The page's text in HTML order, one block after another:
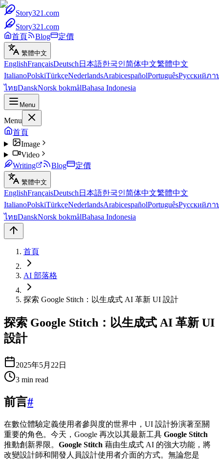
Story321.com
Story321.com
首頁
Blog 定價
繁體中文
EnglishFrançaisDeutsch 日本語한국인简体中文繁體中文
ItalianoPolskiTürkçeNederlandsArabicespañolPortuguêsРусскийภา
ไทยDanskNorsk bokmålBahasa Indonesia
Menu
Menu
首頁
Image
Video
Writing
Blog 定價
繁體中文
EnglishFrançaisDeutsch 日本語한국인简体中文繁體中文
ItalianoPolskiTürkçeNederlandsArabicespañolPortuguêsРусскийภา
ไทยDanskNorsk bokmålBahasa Indonesia
首頁
AI 部落格
探索 Google Stitch：以生成式 AI 革新 UI 設計
探索 Google Stitch：以生成式 AI 革新 UI
設計
2025年5月22日
3 min read
前言#
在數位體驗定義使用者參與度的世界中，UI 設計扮演著至關
重要的角色。今天，Google 再次以其最新工具 Google Stitch
推動創新界限。 Google Stitch 藉由生成式 AI 的強大功能，將
改變設計師和開發人員設計使用者介面的方式。無論您是